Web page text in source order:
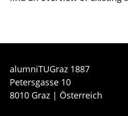
alumniTUGraz 1887
Petersgasse 10
8010 Graz | Österreich